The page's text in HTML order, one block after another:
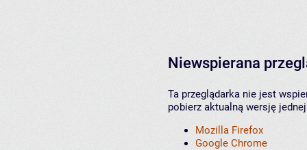
Niewspierana
Ta przeglądarka nie jest
pobierz aktualną wersję
Mozilla Firefox
Google Chrome